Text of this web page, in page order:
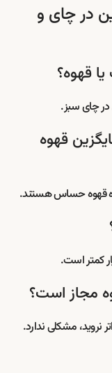
در چای و
چای سبز.
قهوه
قهوه حساس هستند.
کمتر است.
نروید، مشکلی ندارد.